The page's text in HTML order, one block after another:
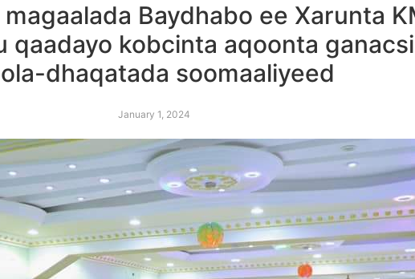
Baydhabo ee Xarunta
qaadayo kobcinta aqoonta
dhaqatada soomaaliyeed
January 1, 2024